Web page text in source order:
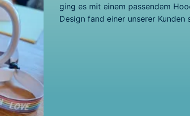
ging es mit einem passendem
Design fand einer unserer Kunden